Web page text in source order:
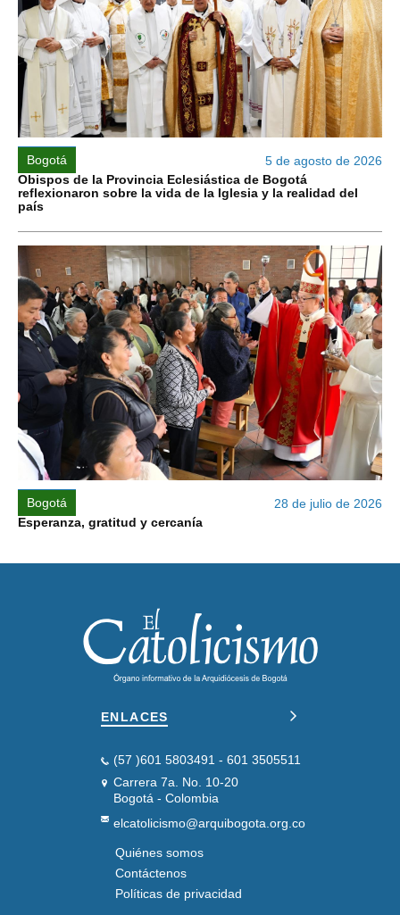
Bogotá
5 de agosto de 2026
Obispos de la Provincia Eclesiástica de Bogotá
reflexionaron sobre la vida de la Iglesia y la realidad del
país
Bogotá
28 de julio de 2026
Esperanza, gratitud y cercanía
ENLACES
(57 )601 5803491 - 601 3505511
Carrera 7a. No. 10-20
Bogotá - Colombia
elcatolicismo@arquibogota.org.co
PIE
DE
PÁGINA
SEGUNDO
Quiénes somos
Contáctenos
Políticas de privacidad